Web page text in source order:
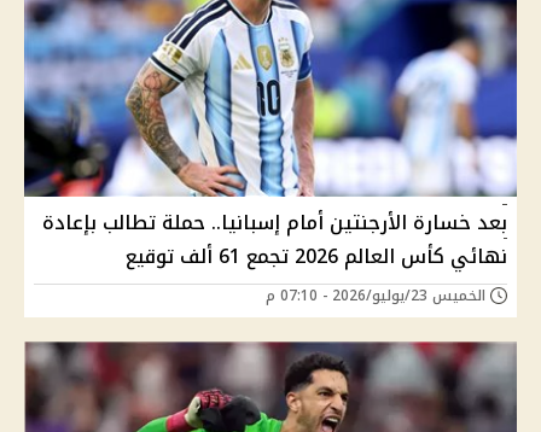
بعد خسارة الأرجنتين أمام إسبانيا.. حملة تطالب بإعادة
نهائي كأس العالم 2026 تجمع 61 ألف توقيع
الخميس 23/يوليو/2026 - 07:10 م